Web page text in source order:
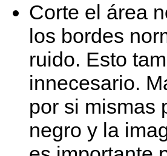
Corte el área
los bordes
ruido. Esto
innecesario.
por si mismas
negro y la